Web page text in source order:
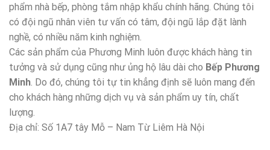
phẩm nhà bếp, phòng tắm nhập khẩu chính hãng. Chúng tôi
có đội ngũ nhân viên tư vấn có tâm, đội ngũ lắp đặt lành
nghề, có nhiều năm kinh nghiệm.
Các sản phẩm của Phương Minh luôn được khách hàng tin
tưởng và sử dụng cũng như ủng hộ lâu dài cho Bếp Phương
Minh . Do đó, chúng tôi tự tin khẳng định sẽ luôn mang đến
cho khách hàng những dịch vụ và sản phẩm uy tín, chất
lượng.
Địa chỉ: Số 1A7 tây Mỗ – Nam Từ Liêm Hà Nội